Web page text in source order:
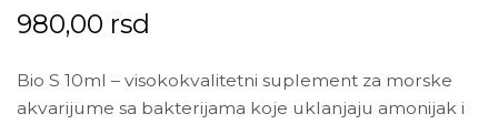
980,00 rsd
Bio S 10ml – visokokvalitetni suplement za morske
akvarijume sa bakterijama koje uklanjaju amonijak i